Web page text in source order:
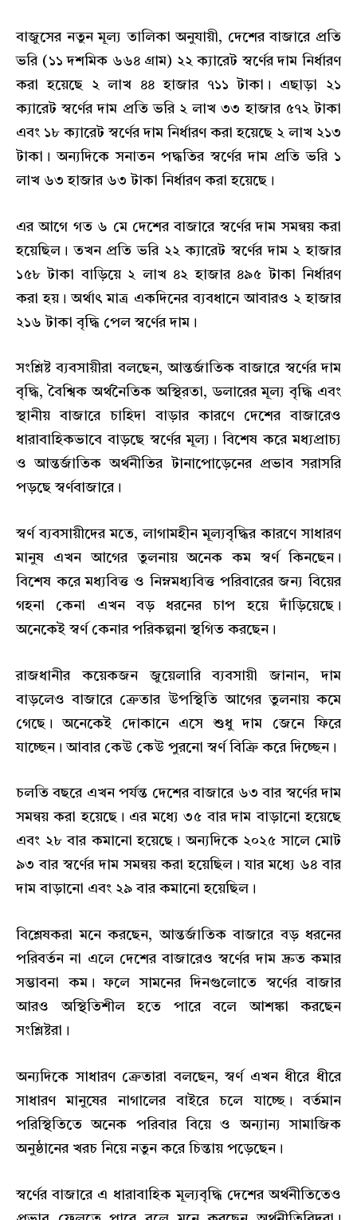
বাজুসের নতুন মূল্য তালিকা অনুযায়ী, দেশের বাজারে প্রতি
ভরি (১১ দশমিক ৬৬৪ গ্রাম) ২২ ক্যারেট স্বর্ণের দাম নির্ধারণ
করা হয়েছে ২ লাখ ৪৪ হাজার ৭১১ টাকা। এছাড়া ২১
ক্যারেট স্বর্ণের দাম প্রতি ভরি ২ লাখ ৩৩ হাজার ৫৭২ টাকা
এবং ১৮ ক্যারেট স্বর্ণের দাম নির্ধারণ করা হয়েছে ২ লাখ ২১৩
টাকা। অন্যদিকে সনাতন পদ্ধতির স্বর্ণের দাম প্রতি ভরি ১
লাখ ৬৩ হাজার ৬৩ টাকা নির্ধারণ করা হয়েছে।
এর আগে গত ৬ মে দেশের বাজারে স্বর্ণের দাম সমন্বয় করা
হয়েছিল। তখন প্রতি ভরি ২২ ক্যারেট স্বর্ণের দাম ২ হাজার
১৫৮ টাকা বাড়িয়ে ২ লাখ ৪২ হাজার ৪৯৫ টাকা নির্ধারণ
করা হয়। অর্থাৎ মাত্র একদিনের ব্যবধানে আবারও ২ হাজার
২১৬ টাকা বৃদ্ধি পেল স্বর্ণের দাম।
সংশ্লিষ্ট ব্যবসায়ীরা বলছেন, আন্তর্জাতিক বাজারে স্বর্ণের দাম
বৃদ্ধি, বৈশ্বিক অর্থনৈতিক অস্থিরতা, ডলারের মূল্য বৃদ্ধি এবং
স্থানীয় বাজারে চাহিদা বাড়ার কারণে দেশের বাজারেও
ধারাবাহিকভাবে বাড়ছে স্বর্ণের মূল্য। বিশেষ করে মধ্যপ্রাচ্য
ও আন্তর্জাতিক অর্থনীতির টানাপোড়েনের প্রভাব সরাসরি
পড়ছে স্বর্ণবাজারে।
স্বর্ণ ব্যবসায়ীদের মতে, লাগামহীন মূল্যবৃদ্ধির কারণে সাধারণ
মানুষ এখন আগের তুলনায় অনেক কম স্বর্ণ কিনছেন।
বিশেষ করে মধ্যবিত্ত ও নিম্নমধ্যবিত্ত পরিবারের জন্য বিয়ের
গহনা কেনা এখন বড় ধরনের চাপ হয়ে দাঁড়িয়েছে।
অনেকেই স্বর্ণ কেনার পরিকল্পনা স্থগিত করছেন।
রাজধানীর কয়েকজন জুয়েলারি ব্যবসায়ী জানান, দাম
বাড়লেও বাজারে ক্রেতার উপস্থিতি আগের তুলনায় কমে
গেছে। অনেকেই দোকানে এসে শুধু দাম জেনে ফিরে
যাচ্ছেন। আবার কেউ কেউ পুরনো স্বর্ণ বিক্রি করে দিচ্ছেন।
চলতি বছরে এখন পর্যন্ত দেশের বাজারে ৬৩ বার স্বর্ণের দাম
সমন্বয় করা হয়েছে। এর মধ্যে ৩৫ বার দাম বাড়ানো হয়েছে
এবং ২৮ বার কমানো হয়েছে। অন্যদিকে ২০২৫ সালে মোট
৯৩ বার স্বর্ণের দাম সমন্বয় করা হয়েছিল। যার মধ্যে ৬৪ বার
দাম বাড়ানো এবং ২৯ বার কমানো হয়েছিল।
বিশ্লেষকরা মনে করছেন, আন্তর্জাতিক বাজারে বড় ধরনের
পরিবর্তন না এলে দেশের বাজারেও স্বর্ণের দাম দ্রুত কমার
সম্ভাবনা কম। ফলে সামনের দিনগুলোতে স্বর্ণের বাজার
আরও অস্থিতিশীল হতে পারে বলে আশঙ্কা করছেন
সংশ্লিষ্টরা।
অন্যদিকে সাধারণ ক্রেতারা বলছেন, স্বর্ণ এখন ধীরে ধীরে
সাধারণ মানুষের নাগালের বাইরে চলে যাচ্ছে। বর্তমান
পরিস্থিতিতে অনেক পরিবার বিয়ে ও অন্যান্য সামাজিক
অনুষ্ঠানের খরচ নিয়ে নতুন করে চিন্তায় পড়েছেন।
স্বর্ণের বাজারে এ ধারাবাহিক মূল্যবৃদ্ধি দেশের অর্থনীতিতেও